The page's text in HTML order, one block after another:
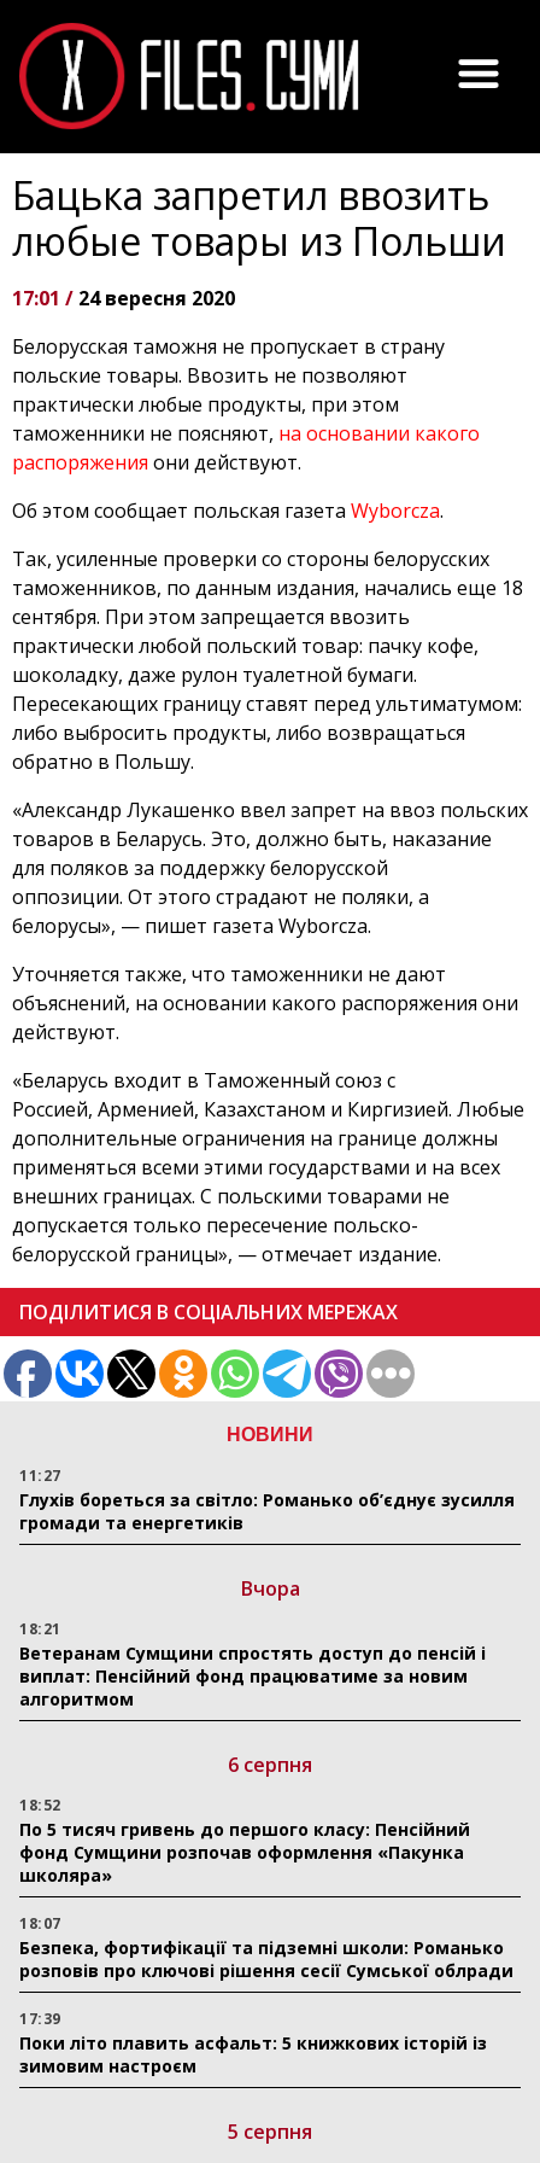
НОВИНИ
11:27
Глухів бореться за світло: Романько об’єднує зусилля
громади та енергетиків
Вчора
18:21
Ветеранам Сумщини спростять доступ до пенсій і
виплат: Пенсійний фонд працюватиме за новим
алгоритмом
6 серпня
18:52
По 5 тисяч гривень до першого класу: Пенсійний
фонд Сумщини розпочав оформлення «Пакунка
школяра»
18:07
Безпека, фортифікації та підземні школи: Романько
розповів про ключові рішення сесії Сумської облради
17:39
Поки літо плавить асфальт: 5 книжкових історій із
зимовим настроєм
5 серпня
Бацька запретил ввозить
любые товары из Польши
17:01 / 24 вересня 2020
Белорусская таможня не пропускает в страну
польские товары. Ввозить не позволяют
практически любые продукты, при этом
таможенники не поясняют, на основании какого
распоряжения они действуют.
Об этом сообщает польская газета Wyborcza.
Так, усиленные проверки со стороны белорусских
таможенников, по данным издания, начались еще 18
сентября. При этом запрещается ввозить
практически любой польский товар: пачку кофе,
шоколадку, даже рулон туалетной бумаги.
Пересекающих границу ставят перед ультиматумом:
либо выбросить продукты, либо возвращаться
обратно в Польшу.
«Александр Лукашенко ввел запрет на ввоз польских
товаров в Беларусь. Это, должно быть, наказание
для поляков за поддержку белорусской
оппозиции. От этого страдают не поляки, а
белорусы», — пишет газета Wyborcza.
Уточняется также, что таможенники не дают
объяснений, на основании какого распоряжения они
действуют.
«Беларусь входит в Таможенный союз с
Россией, Арменией, Казахстаном и Киргизией. Любые
дополнительные ограничения на границе должны
применяться всеми этими государствами и на всех
внешних границах. С польскими товарами не
допускается только пересечение польско-
белорусской границы», — отмечает издание.
ПОДІЛИТИСЯ В СОЦІАЛЬНИХ МЕРЕЖАХ